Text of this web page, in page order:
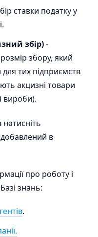
ставки податку у
збір)-
збору, який
для тих підприємств
акцизні товари
вироби).
натисніть
добавлений в
про роботу і
знань:
.